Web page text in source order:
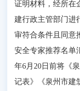
证明材料，经所在
建行政主管部门进
审符合条件且同意
安全专家推荐名单
年6月20日前将《
记表》《泉州市建